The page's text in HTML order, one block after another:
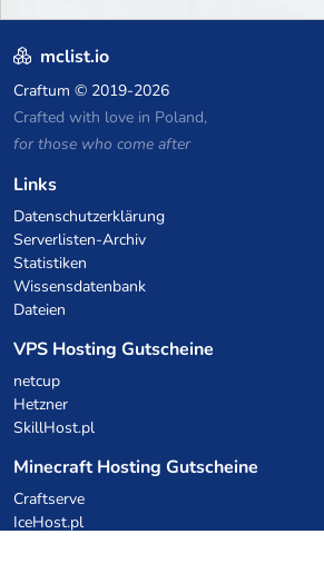
mclist.io
Craftum © 2019-2026
Crafted with love in Poland,
for those who come after
Links
Datenschutzerklärung
Serverlisten-Archiv
Statistiken
Wissensdatenbank
Dateien
VPS Hosting Gutscheine
netcup
Hetzner
SkillHost.pl
Minecraft Hosting Gutscheine
Craftserve
IceHost.pl